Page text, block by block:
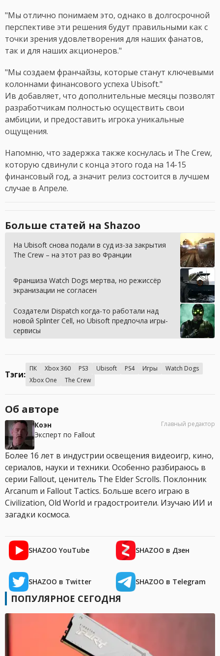
"Мы отлично понимаем это, однако в долгосрочной
перспективе эти решения будут правильными как с
точки зрения удовлетворения для наших фанатов,
так и для наших акционеров."
"Мы создаем франчайзы, которые станут ключевыми
колоннами финансового успеха Ubisoft."
Ив добавляет, что дополнительные месяцы позволят
разработчикам полностью осуществить свои
амбиции, и предоставить игрока уникальные
ощущения.
Напомню, что задержка также коснулась и The Crew,
которую сдвинули с конца этого года на 14-15
финансовый год, а значит релиз состоится в лучшем
случае в Апреле.
Больше статей на Shazoo
На Ubisoft снова подали в суд из-за закрытия
The Crew – на этот раз во Франции
Франшиза Watch Dogs мертва, но режиссёр
экранизации не согласен
Создатели Dispatch когда-то работали над
новой Splinter Cell, но Ubisoft предпочла игры-
сервисы
Тэги:
ПК Xbox 360 PS3 Ubisoft PS4 Игры
Watch Dogs
Xbox One
The Crew
Об авторе
Коэн
Эксперт по Fallout
Главный редактор
Более 16 лет в индустрии освещения видеоигр, кино,
сериалов, науки и техники. Особенно разбираюсь в
серии Fallout, ценитель The Elder Scrolls. Поклонник
Arcanum и Fallout Tactics. Больше всего играю в
Civilization, Old World и градостроители. Изучаю ИИ и
загадки космоса.
SHAZOO YouTube SHAZOO в Дзен
SHAZOO в Twitter SHAZOO в Telegram
ПОПУЛЯРНОЕ СЕГОДНЯ